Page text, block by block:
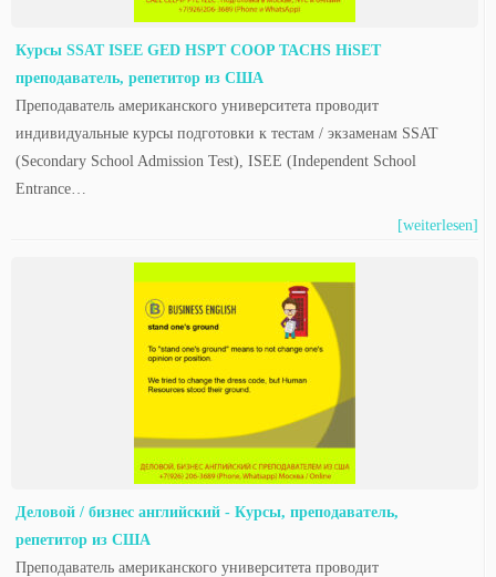
Курсы SSAT ISEE GED HSPT COOP TACHS HiSET
преподаватель, репетитор из США
Преподаватель американского университета проводит
индивидуальные курсы подготовки к тестам / экзаменам SSAT
(Secondary School Admission Test), ISEE (Independent School
Entrance…
[weiterlesen]
Деловой / бизнес английский - Курсы, преподаватель,
репетитор из США
Преподаватель американского университета проводит